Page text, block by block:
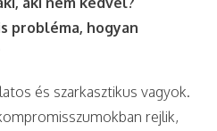
probléma, hogyan
és szarkasztikus vagyok.
rejlik,